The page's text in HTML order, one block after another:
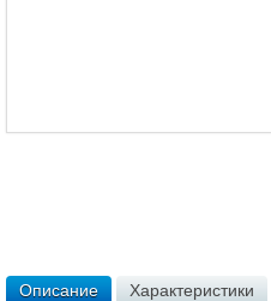
Описание Характеристики